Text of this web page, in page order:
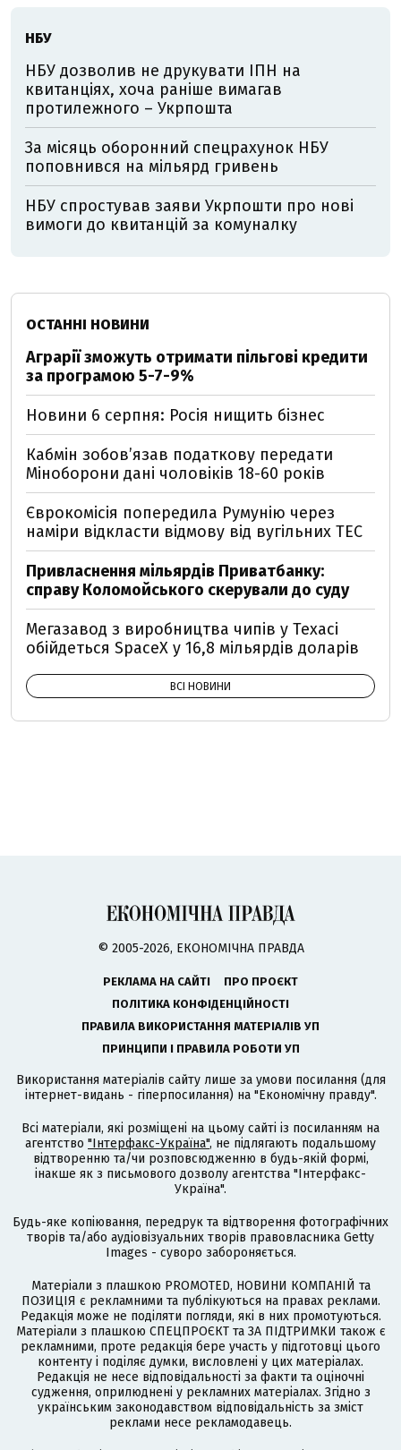
НБУ
НБУ дозволив не друкувати ІПН на
квитанціях, хоча раніше вимагав
протилежного – Укрпошта
За місяць оборонний спецрахунок НБУ
поповнився на мільярд гривень
НБУ спростував заяви Укрпошти про нові
вимоги до квитанцій за комуналку
ОСТАННІ НОВИНИ
Аграрії зможуть отримати пільгові кредити
за програмою 5-7-9%
Новини 6 серпня: Росія нищить бізнес
Кабмін зобовʼязав податкову передати
Міноборони дані чоловіків 18-60 років
Єврокомісія попередила Румунію через
наміри відкласти відмову від вугільних ТЕС
Привласнення мільярдів Приватбанку:
справу Коломойського скерували до суду
Мегазавод з виробництва чипів у Техасі
обійдеться SpaceX у 16,8 мільярдів доларів
ВСІ НОВИНИ
© 2005-2026, ЕКОНОМІЧНА ПРАВДА
РЕКЛАМА НА САЙТІ
ПРО ПРОЄКТ
ПОЛІТИКА КОНФІДЕНЦІЙНОСТІ
ПРАВИЛА ВИКОРИСТАННЯ МАТЕРІАЛІВ УП
ПРИНЦИПИ І ПРАВИЛА РОБОТИ УП
Використання матеріалів сайту лише за умови посилання (для
інтернет-видань - гіперпосилання) на "Економічну правду".
Всі матеріали, які розміщені на цьому сайті із посиланням на
агентство "Інтерфакс-Україна", не підлягають подальшому
відтворенню та/чи розповсюдженню в будь-якій формі,
інакше як з письмового дозволу агентства "Інтерфакс-
Україна".
Будь-яке копіювання, передрук та відтворення фотографічних
творів та/або аудіовізуальних творів правовласника Getty
Images - суворо забороняється.
Матеріали з плашкою PROMOTED, НОВИНИ КОМПАНІЙ та
ПОЗИЦІЯ є рекламними та публікуються на правах реклами.
Редакція може не поділяти погляди, які в них промотуються.
Матеріали з плашкою СПЕЦПРОЄКТ та ЗА ПІДТРИМКИ також є
рекламними, проте редакція бере участь у підготовці цього
контенту і поділяє думки, висловлені у цих матеріалах.
Редакція не несе відповідальності за факти та оціночні
судження, оприлюднені у рекламних матеріалах. Згідно з
українським законодавством відповідальність за зміст
реклами несе рекламодавець.